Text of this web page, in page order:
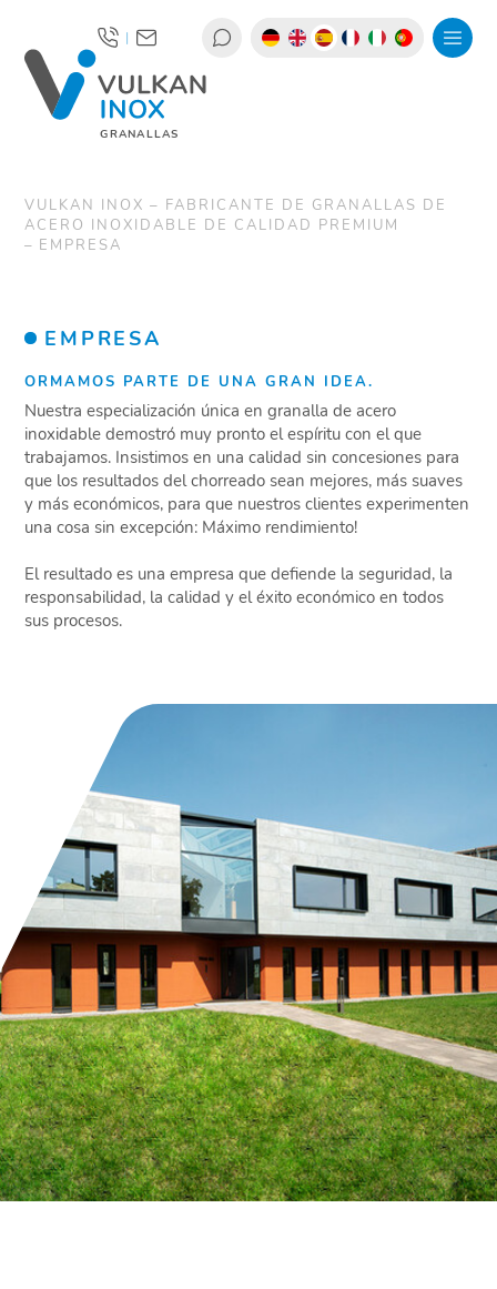
GRANALLAS
|
VULKAN INOX – FABRICANTE DE GRANALLAS DE
ACERO INOXIDABLE DE CALIDAD PREMIUM
EMPRESA
EMPRESA
ORMAMOS PARTE DE UNA GRAN IDEA.
Nuestra especialización única en granalla de acero
inoxidable demostró muy pronto el espíritu con el que
trabajamos. Insistimos en una calidad sin concesiones para
que los resultados del chorreado sean mejores, más suaves
y más económicos, para que nuestros clientes experimenten
una cosa sin excepción: Máximo rendimiento!
El resultado es una empresa que defiende la seguridad, la
responsabilidad, la calidad y el éxito económico en todos
sus procesos.